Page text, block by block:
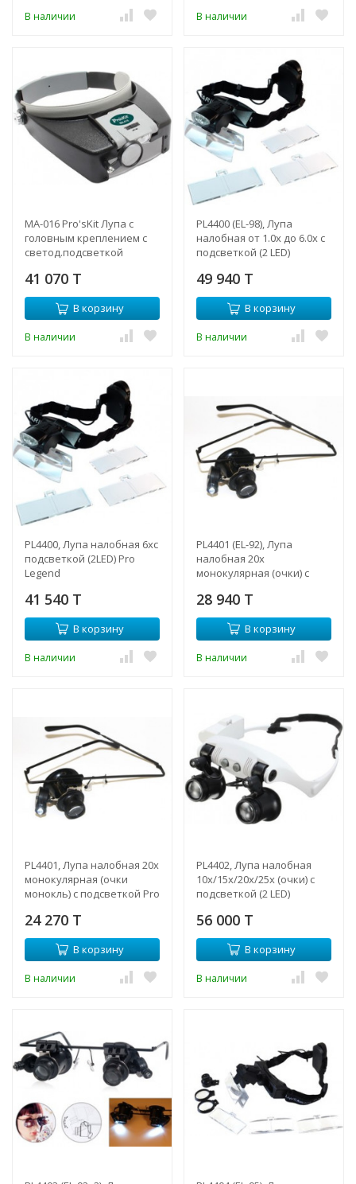
В наличии В наличии
MA-016 Pro'sKit Лупа с
головным креплением с
светод.подсветкой
41 070 T
В корзину
В наличии
PL4400 (EL-98), Лупа
налобная от 1.0х до 6.0x с
подсветкой (2 LED)
49 940 T
В корзину
В наличии
PL4400, Лупа налобная 6хс
подсветкой (2LED) Pro
Legend
41 540 T
В корзину
В наличии
PL4401 (EL-92), Лупа
налобная 20x
монокулярная (очки) с
28 940 T
В корзину
В наличии
PL4401, Лупа налобная 20х
монокулярная (очки
монокль) с подсветкой Pro
24 270 T
В корзину
В наличии
PL4402, Лупа налобная
10x/15x/20x/25x (очки) с
подсветкой (2 LED)
56 000 T
В корзину
В наличии